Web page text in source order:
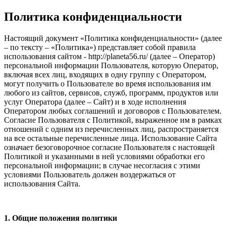
Политика конфиденциальности
Настоящий документ «Политика конфиденциальности» (далее
– по тексту – «Политика») представляет собой правила
использования сайтом - http://planeta56.ru/ (далее – Оператор)
персональной информации Пользователя, которую Оператор,
включая всех лиц, входящих в одну группу с Оператором,
могут получить о Пользователе во время использования им
любого из сайтов, сервисов, служб, программ, продуктов или
услуг Оператора (далее – Сайт) и в ходе исполнения
Оператором любых соглашений и договоров с Пользователем.
Согласие Пользователя с Политикой, выраженное им в рамках
отношений с одним из перечисленных лиц, распространяется
на все остальные перечисленные лица. Использование Сайта
означает безоговорочное согласие Пользователя с настоящей
Политикой и указанными в ней условиями обработки его
персональной информации; в случае несогласия с этими
условиями Пользователь должен воздержаться от
использования Сайта.
1. Общие положения политики